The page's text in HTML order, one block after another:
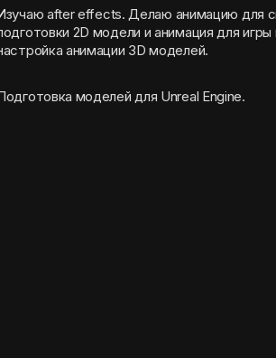
after effects. Делаю анимацию для своих
2D модели и анимация для игры на движке UNITY. Сборка и
анимации 3D моделей.
моделей для Unreal Engine.